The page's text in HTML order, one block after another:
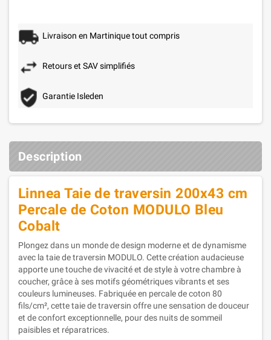
Livraison en Martinique tout compris
Retours et SAV simplifiés
Garantie Isleden
Description
Linnea Taie de traversin 200x43 cm
Percale de Coton MODULO Bleu
Cobalt
Plongez dans un monde de design moderne et de dynamisme
avec la taie de traversin MODULO. Cette création audacieuse
apporte une touche de vivacité et de style à votre chambre à
coucher, grâce à ses motifs géométriques vibrants et ses
couleurs lumineuses. Fabriquée en percale de coton 80
fils/cm², cette taie de traversin offre une sensation de douceur
et de confort exceptionnelle, pour des nuits de sommeil
paisibles et réparatrices.